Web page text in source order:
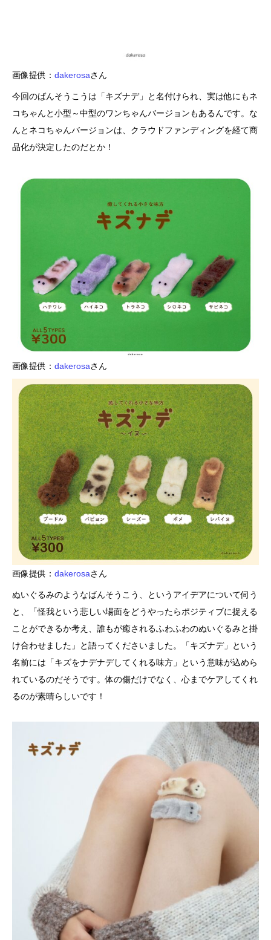
画像提供： dakerosaさん
今回のばんそうこうは「キズナデ」と名付けられ、実は他にもネ
コちゃんと小型～中型のワンちゃんバージョンもあるんです。な
んとネコちゃんバージョンは、クラウドファンディングを経て商
品化が決定したのだとか！
画像提供： dakerosaさん
画像提供： dakerosaさん
ぬいぐるみのようなばんそうこう、というアイデアについて伺う
と、「怪我という悲しい場面をどうやったらポジティブに捉える
ことができるか考え、誰もが癒されるふわふわのぬいぐるみと掛
け合わせました」と語ってくださいました。「キズナデ」という
名前には「キズをナデナデしてくれる味方」という意味が込めら
れているのだそうです。体の傷だけでなく、心までケアしてくれ
るのが素晴らしいです！